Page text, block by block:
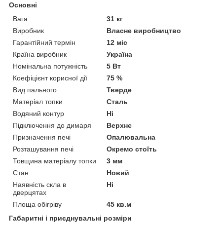
Основні
Вага
31 кг
Виробник
Власне виробництво
Гарантійний термін
12 міс
Країна виробник
Україна
Номінальна потужність
5 Вт
Коефіцієнт корисної дії
75 %
Вид пального
Тверде
Матеріал топки
Сталь
Водяний контур
Ні
Підключення до димаря
Верхнє
Призначення печі
Опалювальна
Розташування печі
Окремо стоїть
Товщина матеріалу топки
3 мм
Стан
Новий
Наявність скла в
дверцятах
Ні
Площа обігріву
45 кв.м
Габаритні і приєднувальні розміри